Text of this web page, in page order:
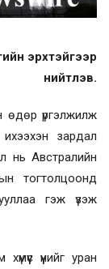
эрхтэйгээр
нийтлэв.
өдөр үргэлжилж
зардал
нь Австралийн
тогтолцоонд
гэж үзэж
үүнийг уран